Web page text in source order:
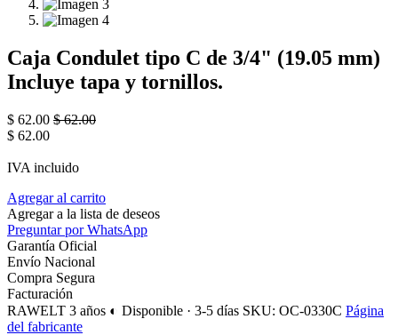
Caja Condulet tipo C de 3/4" (19.05 mm)
Incluye tapa y tornillos.
$ 62.00 $62.00
$ 62.00
IVA incluido
Agregar al carrito
Agregar a la lista de deseos
Preguntar por WhatsApp
Garantía Oficial
Envío Nacional
Compra Segura
Facturación
RAWELT 3 años ◐ Disponible · 3-5 días SKU: OC-0330C Página
del fabricante